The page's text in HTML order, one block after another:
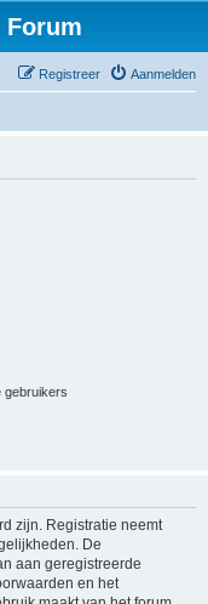
Aanmelden
Registreer
gebruikers
zijn. Registratie neemt
De
aan geregistreerde
en het